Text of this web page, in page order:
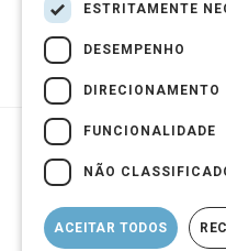
Segurança de
ESTRITAMENTE
DESEMPENHO
DIRECIONAMENTO
FUNCIONALIDADE
NÃO
ACEITAR TODOS